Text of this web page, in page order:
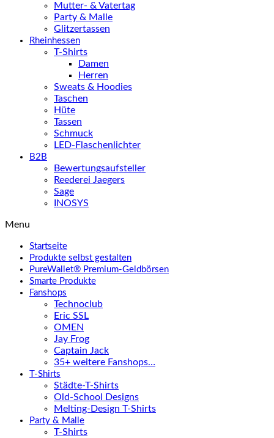
Mutter- & Vatertag
Party & Malle
Glitzertassen
Rheinhessen
T-Shirts
Damen
Herren
Sweats & Hoodies
Taschen
Hüte
Tassen
Schmuck
LED-Flaschenlichter
B2B
Bewertungsaufsteller
Reederei Jaegers
Sage
INOSYS
Menu
Startseite
Produkte selbst gestalten
PureWallet® Premium-Geldbörsen
Smarte Produkte
Fanshops
Technoclub
Eric SSL
OMEN
Jay Frog
Captain Jack
35+ weitere Fanshops…
T-Shirts
Städte-T-Shirts
Old-School Designs
Melting-Design T-Shirts
Party & Malle
T-Shirts